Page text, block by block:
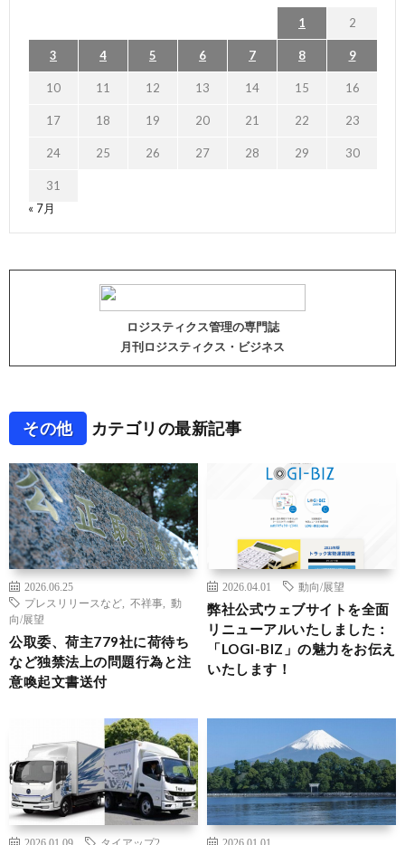
1 2
3 4 5 6 7 8 9
10 11 12 13 14 15 16
17 18 19 20 21 22 23
24 25 26 27 28 29 30
31
« 7月
ロジスティクス管理の専門誌
月刊ロジスティクス・ビジネス
その他 カテゴリの最新記事
2026.06.25
プレスリリースなど
不祥事
動
向/展望
公取委、荷主779社に荷待ち
など独禁法上の問題行為と注
意喚起文書送付
2026.04.01 動向/展望
弊社公式ウェブサイトを全面
リニューアルいたしました：
「LOGI-BIZ」の魅力をお伝え
いたします！
2026.01.09 タイアップ2
2026.01.01